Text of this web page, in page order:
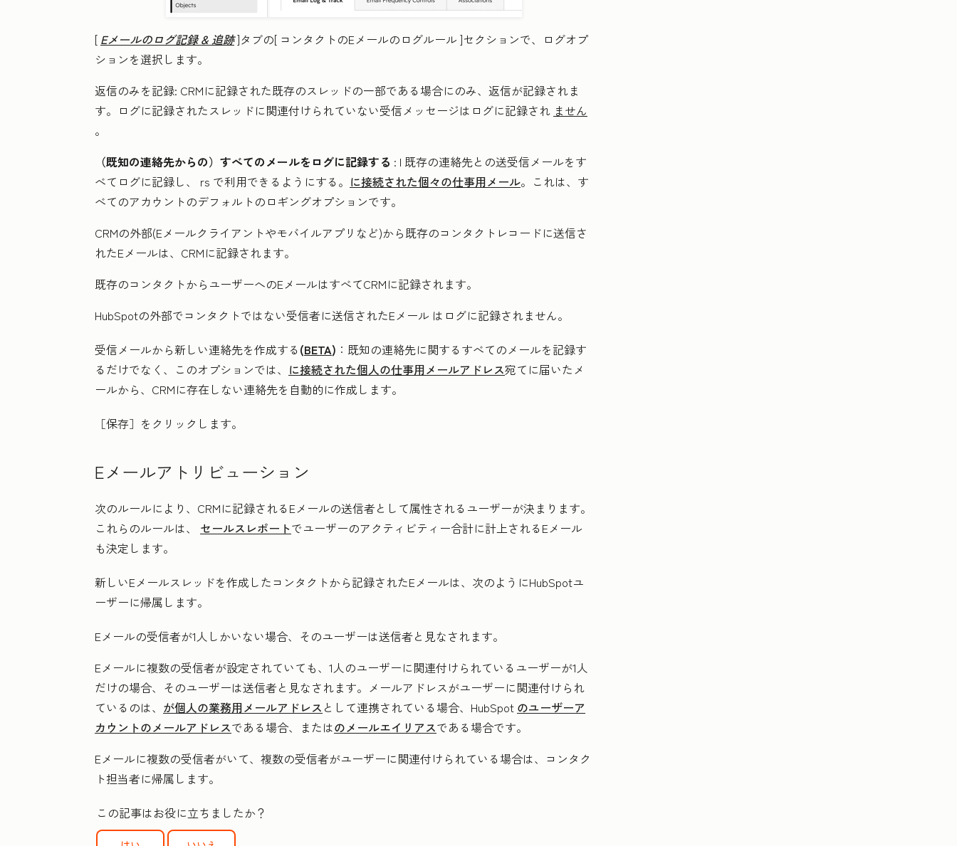
[ Eメールのログ記録 & 追跡]タブの[ コンタクトのEメールのログルール ]セクションで、ログオプ
ションを選択します。
返信のみを記録: CRMに記録された既存のスレッドの一部である場合にのみ、返信が記録されま
す。 ログに記録されたスレッドに関連付けられていない受信メッセージはログに記録され ません
。
（既知の連絡先からの）すべてのメールをログに記録する : l 既存の連絡先との送受信メールをす
べてログに記録し、
rs で利用できるようにする。 に接続された個々の仕事用メール。 これは、す
べてのアカウントのデフォルトのロギングオプションです。
CRMの外部(Eメールクライアントやモバイルアプリなど)から既存のコンタクトレコードに送信さ
れたEメールは、CRMに記録されます。
既存のコンタクトからユーザーへのEメールはすべてCRMに記録されます。
HubSpotの外部でコンタクトではない受信者に送信されたEメール はログに記録されません。
受信メールから新しい連絡先を作成する(BETA) ：既知の連絡先に関するすべてのメールを記録す
るだけでなく、このオプションでは、 に接続された個人の仕事用メールアドレス宛てに届いたメ
ールから、CRMに存在しない連絡先を自動的に作成します。
［保存］ をクリックします。
Eメールアトリビューション
次のルールにより、CRMに記録されるEメールの送信者として属性されるユーザーが決まります。
これらのルールは、 セールスレポートでユーザーのアクティビティー合計に計上されるEメール
も決定します。
新しいEメールスレッドを作成したコンタクトから記録されたEメールは、次のようにHubSpotユ
ーザーに帰属します。
Eメールの受信者が1人しかいない場合、そのユーザーは送信者と見なされます。
Eメールに複数の受信者が設定されていても、1人のユーザーに関連付けられているユーザーが1人
だけの場合、そのユーザーは送信者と見なされます。メールアドレスがユーザーに関連付けられ
ているのは、 が個人の業務用メールアドレス として連携されている場合、HubSpot のユーザーア
カウントのメールアドレスである場合、またはのメールエイリアスである場合です。
Eメールに複数の受信者がいて、複数の受信者がユーザーに関連付けられている場合は、コンタク
ト担当者に帰属します。
この記事はお役に立ちましたか？